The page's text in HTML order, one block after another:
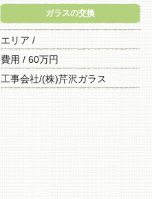
ガラスの交換
エリア /
費用 / 60万円
工事会社/(株)芹沢ガラス